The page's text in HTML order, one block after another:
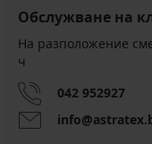
Обслужване на
На разположение
ч
042 952927